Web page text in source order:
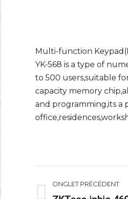
Multi-function
YK-568 is a type of
to 500 users,suitable
capacity memory
and programming,its a
Navigation
ONGLET PRÉCÉDENT